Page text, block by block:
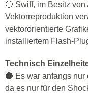
🔵 Swiff, im Besitz
Vektorreproduktion
vektororientierte
installiertem Flash-
Technisch
🔵 Es war anfangs
da es nur für den